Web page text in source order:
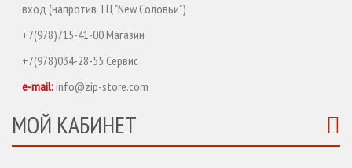
вход (напротив ТЦ "New Соловьи")
+7(978)715-41-00 Магазин
+7(978)034-28-55 Сервис
e-mail:info@zip-store.com
МОЙ КАБИНЕТ